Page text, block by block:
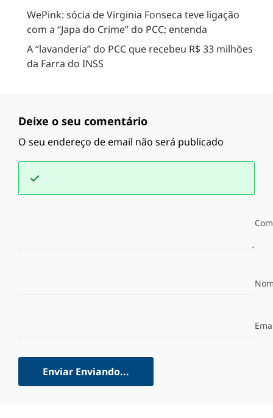
WePink: sócia de Virginia Fonseca teve ligação
com a “Japa do Crime” do PCC; entenda
A “lavanderia” do PCC que recebeu R$ 33 milhões
da Farra do INSS
Deixe o seu comentário
O seu endereço de email não será publicado
Enviar Enviando...